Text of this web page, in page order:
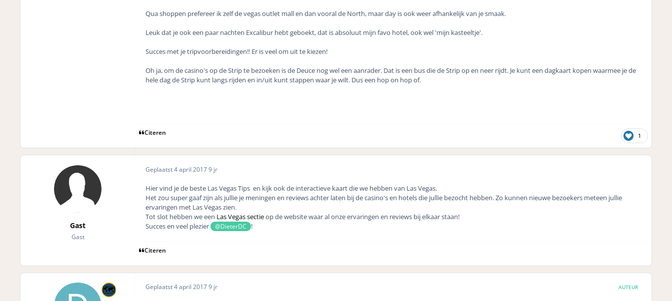
Qua shoppen prefereer ik zelf de vegas outlet mall en dan vooral de North, maar day is ook weer afhankelijk van je smaak.
Leuk dat je ook een paar nachten Excalibur hebt geboekt, dat is absoluut mijn favo hotel, ook wel 'mijn kasteeltje'.
Succes met je tripvoorbereidingen!! Er is veel om uit te kiezen!
Oh ja, om de casino's op de Strip te bezoeken is de Deuce nog wel een aanrader. Dat is een bus die de Strip op en neer rijdt. Je kunt een dagkaart kopen waarmee je de
hele dag de Strip kunt langs rijden en in/uit kunt stappen waar je wilt. Dus een hop on hop of.
Citeren 1
Gast
Gast
Geplaatst4 april 20179 jr
Hier vind je de beste Las Vegas Tips en kijk ook de interactieve kaartdie we hebben van Las Vegas.
Het zou super gaaf zijn als jullie je meningen en reviews achter laten bij de casino's en hotels die jullie bezocht hebben. Zo kunnen nieuwe bezoekers meteen jullie
ervaringen met Las Vegas zien.
Tot slot hebben we een Las Vegas sectieop de website waar al onze ervaringen en reviews bij elkaar staan!
Succes en veel plezier
@DieterDC !
Citeren
Geplaatst4 april 20179 jr AUTEUR